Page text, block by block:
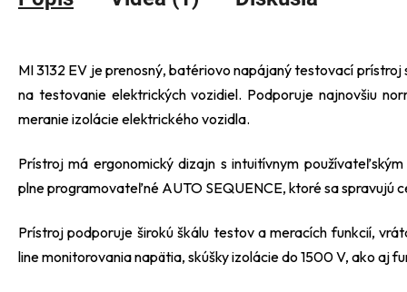
MI 3132 EV je prenosný, batériovo napájaný testovací prístroj
na testovanie elektrických vozidiel. Podporuje najnovšiu
meranie izolácie elektrického vozidla.
Prístroj má ergonomický dizajn s intuitívnym
plne programovateľné AUTO SEQUENCE, ktoré sa spravujú
Prístroj podporuje širokú škálu testov a meracích funkcií,
line monitorovania napätia, skúšky izolácie do 1500 V, ako aj